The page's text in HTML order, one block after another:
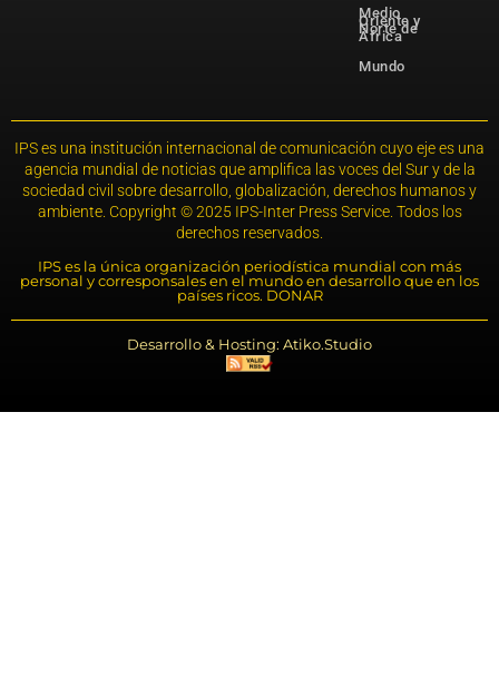
Medio
Oriente y
Norte de
África
Mundo
IPS es una institución internacional de comunicación cuyo eje es una
agencia mundial de noticias que amplifica las voces del Sur y de la
sociedad civil sobre desarrollo, globalización, derechos humanos y
ambiente. Copyright © 2025 IPS-Inter Press Service. Todos los
derechos reservados.
IPS es la única organización periodística mundial con más
personal y corresponsales en el mundo en desarrollo que en los
países ricos. DONAR
Desarrollo & Hosting: Atiko.Studio